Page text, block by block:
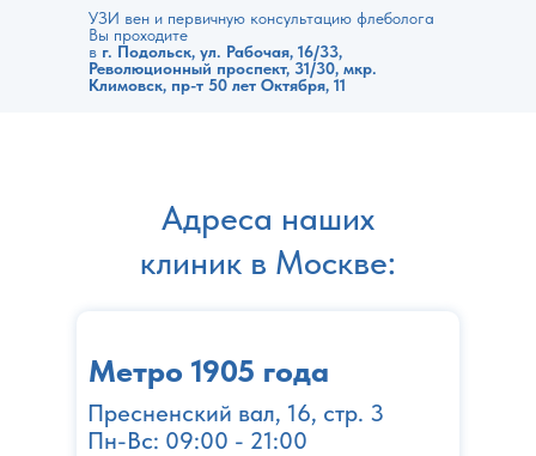
УЗИ вен и первичную консультацию флеболога
Вы проходите
в г. Подольск, ул. Рабочая, 16/33,
Революционный проспект, 31/30, мкр.
Климовск, пр-т 50 лет Октября, 11
Метро 1905 года
Пресненский вал, 16, стр. 3
Пн-Вс: 09:00 - 21:00
Адреса наших
клиник в Москве: